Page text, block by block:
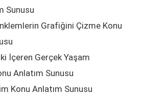
Sunusu
Grafiğini Çizme Konu
İçeren Gerçek Yaşam
Anlatım Sunusu
Konu Anlatım Sunusu